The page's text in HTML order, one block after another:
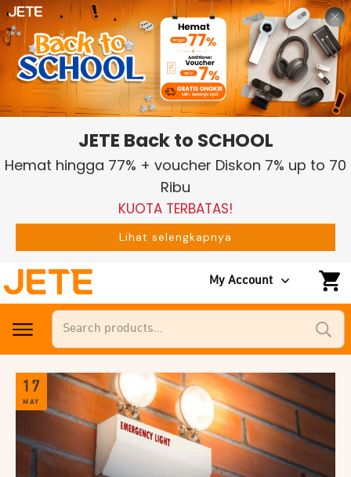
My Account
Search
17
MAY
JETE Back to SCHOOL
Hemat hingga 77% + voucher Diskon 7% up to 70
Ribu
KUOTA TERBATAS!
Lihat selengkapnya